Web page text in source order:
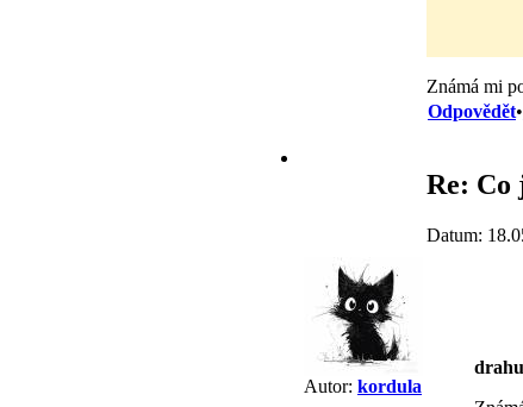
Známá mi
Odpovědět•
Autor: kordula
Re: Co
Datum: